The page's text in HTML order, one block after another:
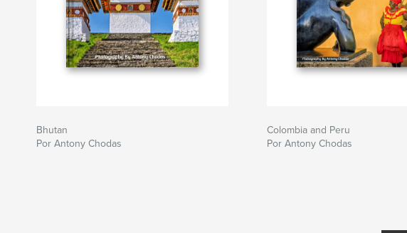
Bhutan
Por Antony Chodas
Colombia and Peru
Por Antony Chodas